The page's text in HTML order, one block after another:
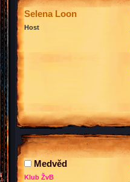
Selena Loon
Host
Medvěd
Klub ŽvB